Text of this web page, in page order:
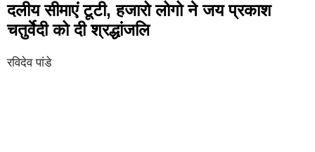
दलीय सीमाएं टूटी, हजारो लोगो ने जय प्रकाश
चतुर्वेदी को दी श्रद्धांजलि
रविदेव पांडे